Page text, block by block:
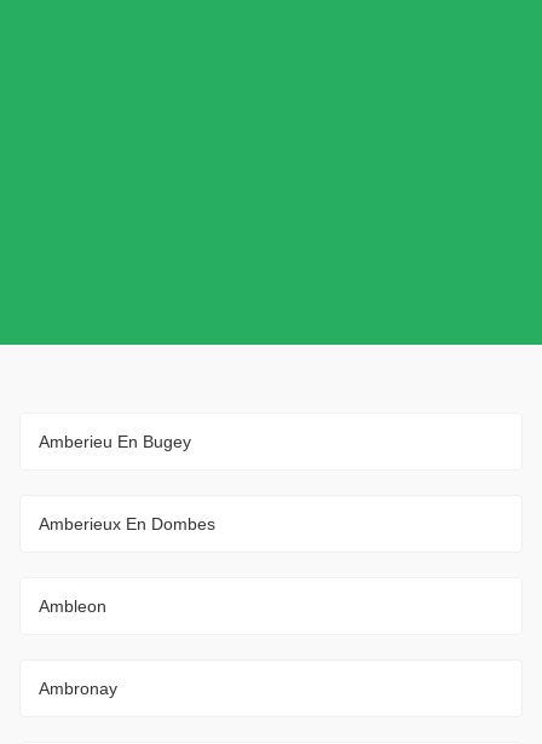
Amberieu En Bugey
Amberieux En Dombes
Ambleon
Ambronay